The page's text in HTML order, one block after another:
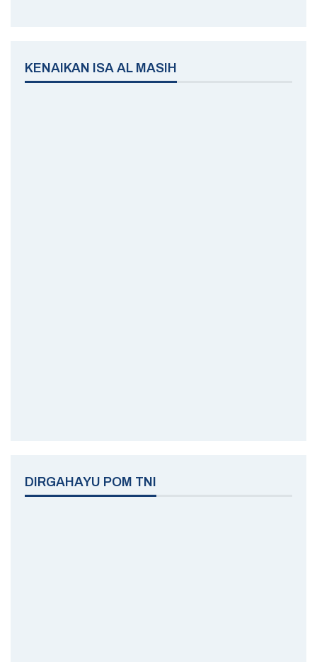
KENAIKAN ISA AL MASIH
DIRGAHAYU POM TNI